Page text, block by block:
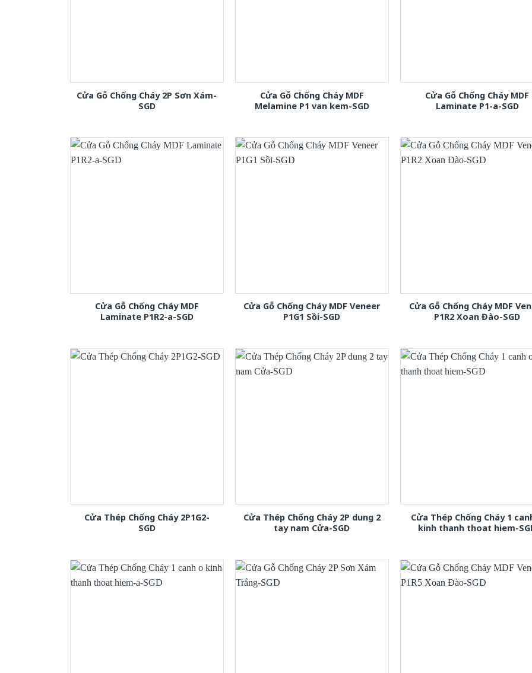
Cửa Gỗ Chống Cháy 2P Sơn Xám-
SGD
Cửa Gỗ Chống Cháy MDF
Melamine P1 van kem-SGD
Cửa Gỗ Chống Cháy MDF
Laminate P1-a-SGD
Cửa Gỗ Chống Cháy MDF
Laminate P1R2-a-SGD
Cửa Gỗ Chống Cháy MDF Veneer
P1G1 Sồi-SGD
Cửa Gỗ Chống Cháy MDF
P1R2 Xoan Đào-SGD
Cửa Thép Chống Cháy 2P1G2-
SGD
Cửa Thép Chống Cháy 2P dung 2
tay nam Cửa-SGD
Cửa Thép Chống Cháy 1
kinh thanh thoat hiem-